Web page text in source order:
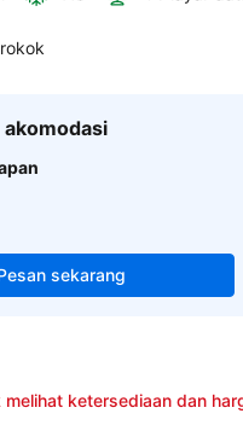
akomodasi
sekarang
melihat ketersediaan dan